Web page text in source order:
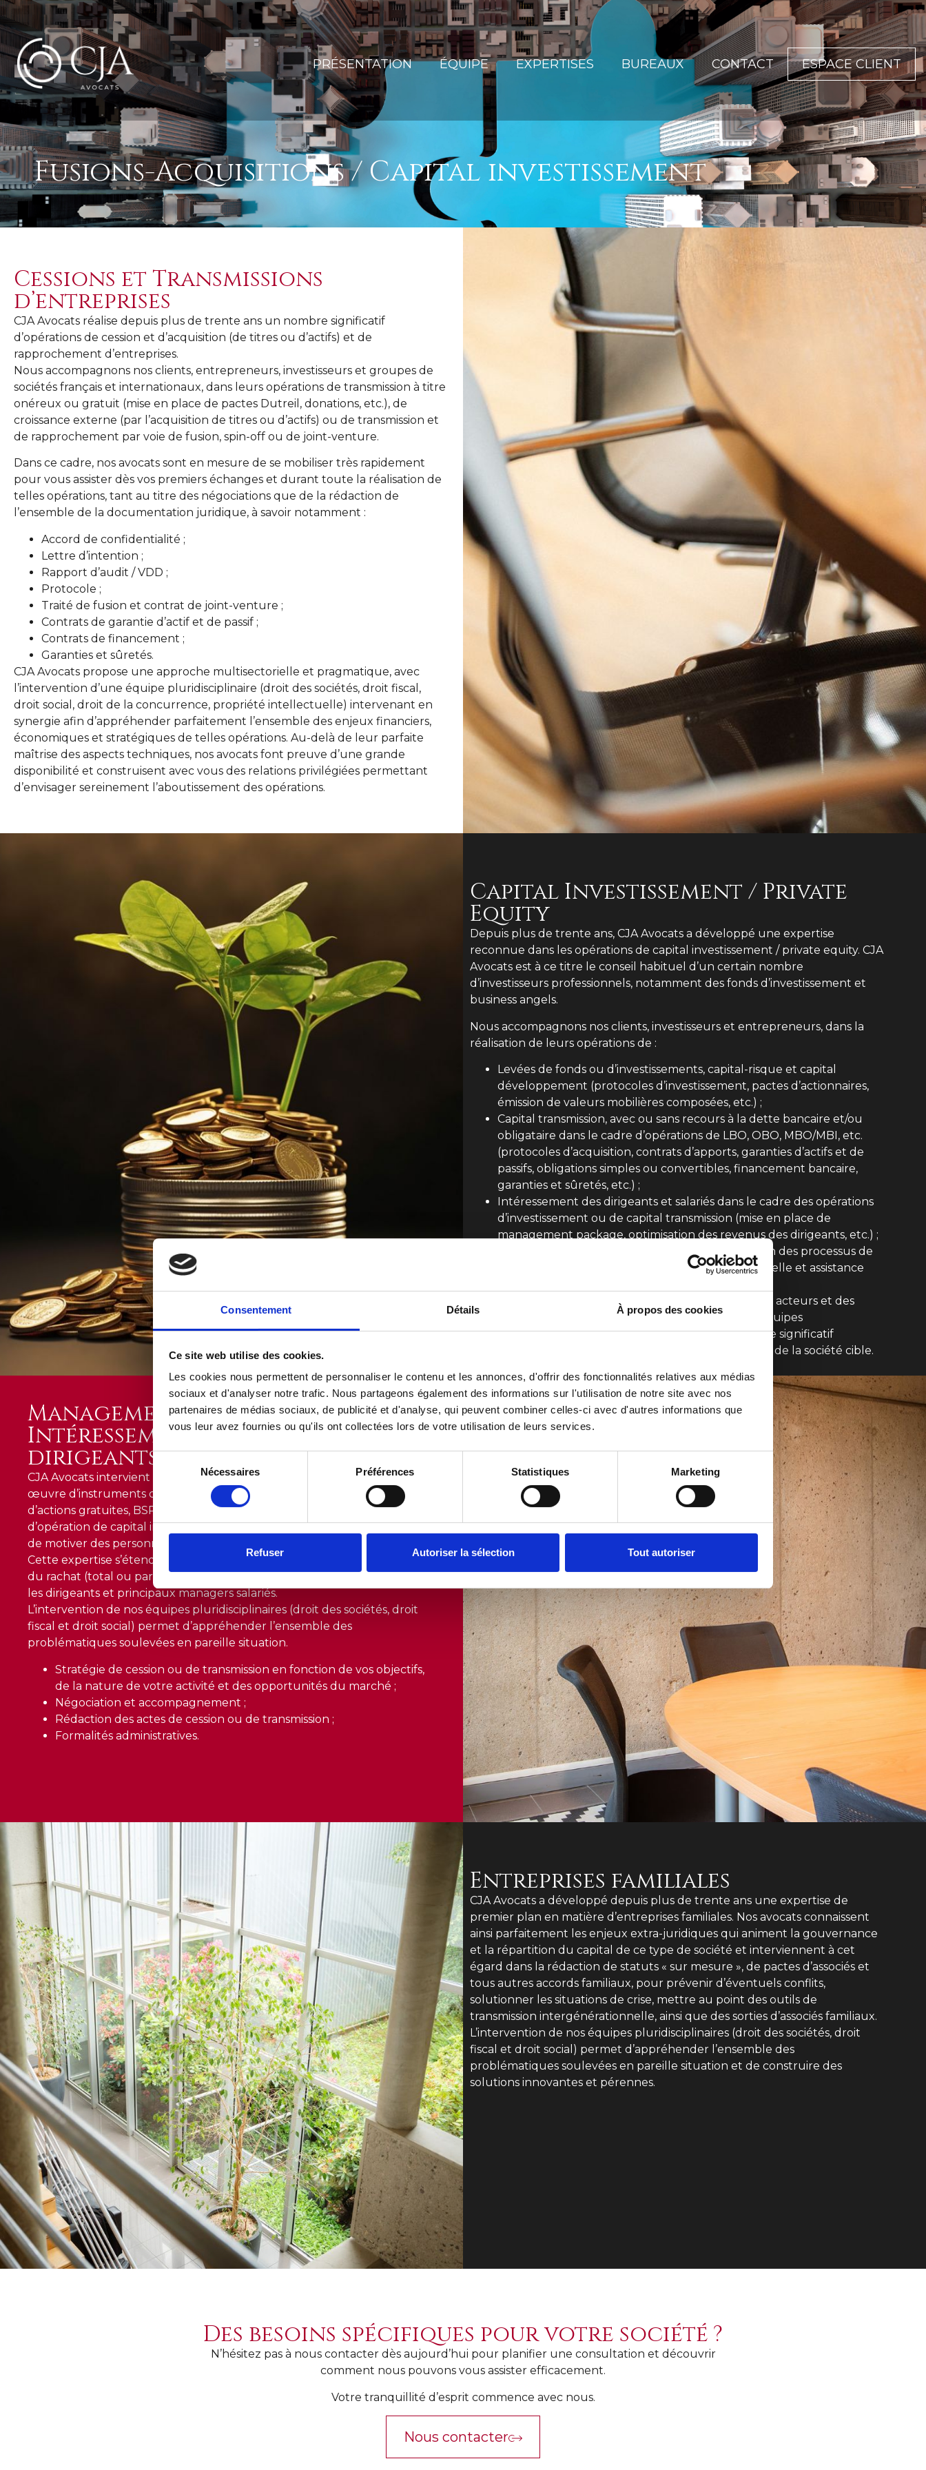
Consentement Détails À propos des cookies
Ce site web utilise des cookies.
Les cookies nous permettent de personnaliser le contenu et les annonces, d'offrir des fonctionnalités relatives aux médias
sociaux et d'analyser notre trafic. Nous partageons également des informations sur l'utilisation de notre site avec nos
partenaires de médias sociaux, de publicité et d'analyse, qui peuvent combiner celles-ci avec d'autres informations que
vous leur avez fournies ou qu'ils ont collectées lors de votre utilisation de leurs services.
Sélection
consentement
Nécessaires Préférences Statistiques Marketing
Refuser Autoriser la sélection Tout autoriser
PRÉSENTATION ÉQUIPE EXPERTISES BUREAUX CONTACT ESPACE CLIENT
Fusions-Acquisitions / Capital investissement
Cessions et Transmissions
d’entreprises​
CJA Avocats réalise depuis plus de trente ans un nombre significatif
d’opérations de cession et d’acquisition (de titres ou d’actifs) et de
rapprochement d’entreprises.
Nous accompagnons nos clients, entrepreneurs, investisseurs et groupes de
sociétés français et internationaux, dans leurs opérations de transmission à titre
onéreux ou gratuit (mise en place de pactes Dutreil, donations, etc.), de
croissance externe (par l’acquisition de titres ou d’actifs) ou de transmission et
de rapprochement par voie de fusion, spin-off ou de joint-venture.
Dans ce cadre, nos avocats sont en mesure de se mobiliser très rapidement
pour vous assister dès vos premiers échanges et durant toute la réalisation de
telles opérations, tant au titre des négociations que de la rédaction de
l’ensemble de la documentation juridique, à savoir notamment :
Accord de confidentialité ;
Lettre d’intention ;
Rapport d’audit / VDD ;
Protocole ;
Traité de fusion et contrat de joint-venture ;
Contrats de garantie d’actif et de passif ;
Contrats de financement ;
Garanties et sûretés.
CJA Avocats propose une approche multisectorielle et pragmatique, avec
l’intervention d’une équipe pluridisciplinaire (droit des sociétés, droit fiscal,
droit social, droit de la concurrence, propriété intellectuelle) intervenant en
synergie afin d’appréhender parfaitement l’ensemble des enjeux financiers,
économiques et stratégiques de telles opérations. Au-delà de leur parfaite
maîtrise des aspects techniques, nos avocats font preuve d’une grande
disponibilité et construisent avec vous des relations privilégiées permettant
d’envisager sereinement l’aboutissement des opérations.
Capital Investissement / Private
Equity
Depuis plus de trente ans, CJA Avocats a développé une expertise
reconnue dans les opérations de capital investissement / private equity. CJA
Avocats est à ce titre le conseil habituel d’un certain nombre
d’investisseurs professionnels, notamment des fonds d’investissement et
business angels.
Nous accompagnons nos clients, investisseurs et entrepreneurs, dans la
réalisation de leurs opérations de :
Levées de fonds ou d’investissements, capital-risque et capital
développement (protocoles d’investissement, pactes d’actionnaires,
émission de valeurs mobilières composées, etc.) ;
Capital transmission, avec ou sans recours à la dette bancaire et/ou
obligataire dans le cadre d’opérations de LBO, OBO, MBO/MBI, etc.
(protocoles d’acquisition, contrats d’apports, garanties d’actifs et de
passifs, obligations simples ou convertibles, financement bancaire,
garanties et sûretés, etc.) ;
Intéressement des dirigeants et salariés dans le cadre des opérations
d’investissement ou de capital transmission (mise en place de
management package, optimisation des revenus des dirigeants, etc.) ;
Désinvestissement par voie de cession (préparation des processus de
cession, rédaction de la documentation contractuelle et assistance
Fortes d’une parfaite connaissance des techniques, des acteurs et des
enjeux des opérations de capital investissement, nos équipes
pluridisciplinaires travaillent en synergie sur un nombre significatif
d’opérations, quel que soit le stade de développement de la société cible.
Management packages /
Intéressement des salariés et
dirigeants
CJA Avocats intervient régulièrement dans la structuration et la mise en
œuvre d’instruments de partage de création de valeur (attribution
d’actions gratuites, BSPCE, stock-options, etc.) tant dans le cadre
d’opération de capital investissement que dans l’objectif de sécuriser et
de motiver des personnes identifiées comme clés (dirigeants et salariés).
Cette expertise s’étend également à la structuration et la mise en œuvre
du rachat (total ou partiel, immédiatement ou à terme) des sociétés par
les dirigeants et principaux managers salariés.
L’intervention de nos équipes pluridisciplinaires (droit des sociétés, droit
fiscal et droit social) permet d’appréhender l’ensemble des
problématiques soulevées en pareille situation.
Stratégie de cession ou de transmission en fonction de vos objectifs,
de la nature de votre activité et des opportunités du marché ;
Négociation et accompagnement ;
Rédaction des actes de cession ou de transmission ;
Formalités administratives.
Entreprises familiales
CJA Avocats a développé depuis plus de trente ans une expertise de
premier plan en matière d’entreprises familiales. Nos avocats connaissent
ainsi parfaitement les enjeux extra-juridiques qui animent la gouvernance
et la répartition du capital de ce type de société et interviennent à cet
égard dans la rédaction de statuts « sur mesure », de pactes d’associés et
tous autres accords familiaux, pour prévenir d’éventuels conflits,
solutionner les situations de crise, mettre au point des outils de
transmission intergénérationnelle, ainsi que des sorties d’associés familiaux.
L’intervention de nos équipes pluridisciplinaires (droit des sociétés, droit
fiscal et droit social) permet d’appréhender l’ensemble des
problématiques soulevées en pareille situation et de construire des
solutions innovantes et pérennes.
Des besoins spécifiques pour votre société ?
N’hésitez pas à nous contacter dès aujourd’hui pour planifier une consultation et découvrir
comment nous pouvons vous assister efficacement.
Votre tranquillité d’esprit commence avec nous.
Nous contacter